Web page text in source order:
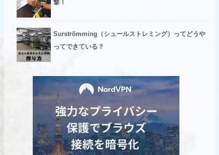
撃！
Surströmming（シュールストレミング）ってどうや
ってできている？